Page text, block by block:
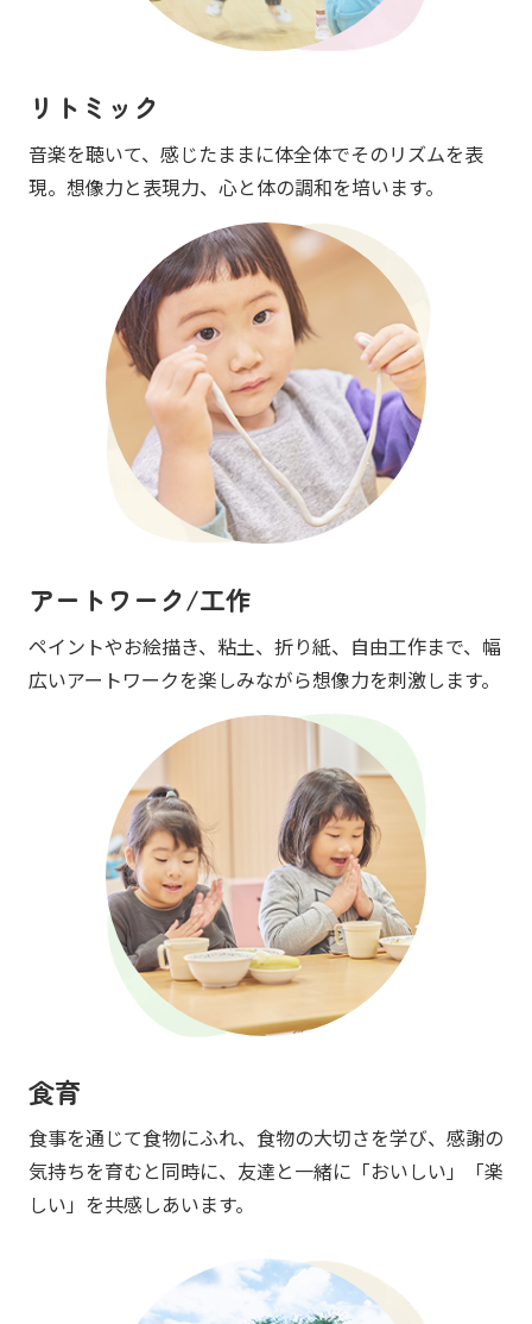
リトミック
音楽を聴いて、感じたままに体全体でそのリズムを表
現。想像力と表現力、心と体の調和を培います。
アートワーク/工作
ペイントやお絵描き、粘土、折り紙、自由工作まで、幅
広いアートワークを楽しみながら想像力を刺激します。
食育
食事を通じて食物にふれ、食物の大切さを学び、感謝の
気持ちを育むと同時に、友達と一緒に「おいしい」「楽
しい」を共感しあいます。